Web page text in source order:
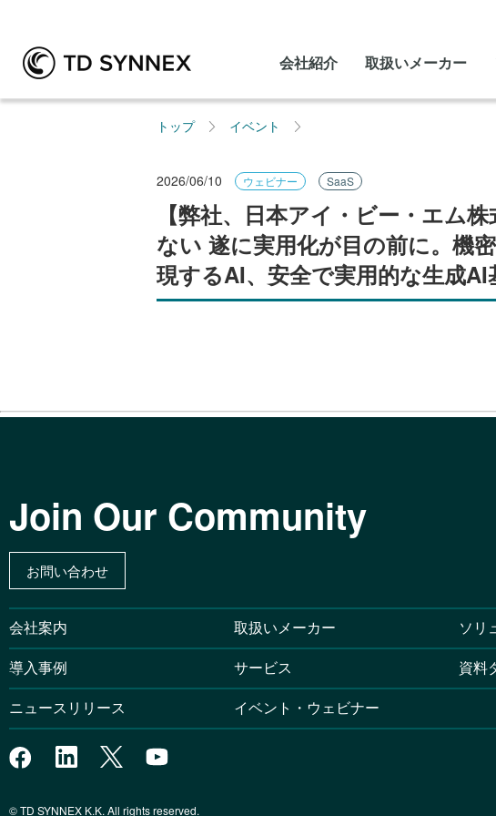
会社紹介 取扱いメーカー
トップ イベント
2026/06/10 ウェビナー SaaS
【弊社、日本アイ・ビー・エム
ない 遂に実用化が目の前に。機
現するAI、安全で実用的な生成AI
Join Our Community
お問い合わせ
会社案内 取扱いメーカー
ソリ
導入事例
サービス
資料
ニュースリリース
イベント・ウェビナー
© TD SYNNEX K.K. All rights reserved.